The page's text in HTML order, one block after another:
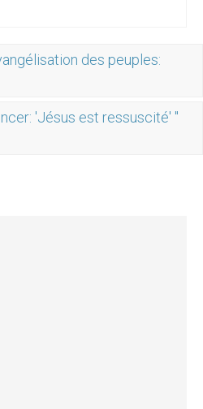
des peuples:
'Jésus est ressuscité' "